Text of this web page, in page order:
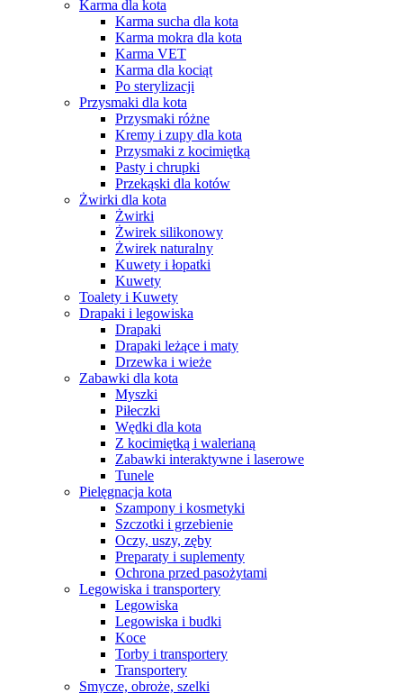
Karma dla kota
Karma sucha dla kota
Karma mokra dla kota
Karma VET
Karma dla kociąt
Po sterylizacji
Przysmaki dla kota
Przysmaki różne
Kremy i zupy dla kota
Przysmaki z kocimiętką
Pasty i chrupki
Przekąski dla kotów
Żwirki dla kota
Żwirki
Żwirek silikonowy
Żwirek naturalny
Kuwety i łopatki
Kuwety
Toalety i Kuwety
Drapaki i legowiska
Drapaki
Drapaki leżące i maty
Drzewka i wieże
Zabawki dla kota
Myszki
Piłeczki
Wędki dla kota
Z kocimiętką i walerianą
Zabawki interaktywne i laserowe
Tunele
Pielęgnacja kota
Szampony i kosmetyki
Szczotki i grzebienie
Oczy, uszy, zęby
Preparaty i suplementy
Ochrona przed pasożytami
Legowiska i transportery
Legowiska
Legowiska i budki
Koce
Torby i transportery
Transportery
Smycze, obroże, szelki